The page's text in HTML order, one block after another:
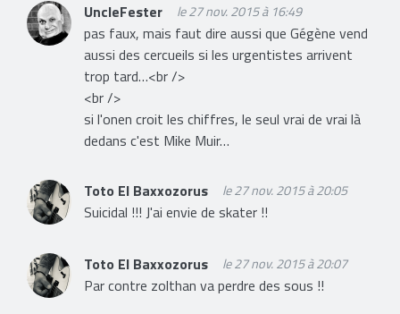
UncleFester le 27 nov. 2015 à 16:49
pas faux, mais faut dire aussi que Gégène vend
aussi des cercueils si les urgentistes arrivent
trop tard…<br />
<br />
si l'onen croit les chiffres, le seul vrai de vrai là
dedans c'est Mike Muir…
Toto El Baxxozorus le 27 nov. 2015 à 20:05
Suicidal !!! J'ai envie de skater !!
Toto El Baxxozorus le 27 nov. 2015 à 20:07
Par contre zolthan va perdre des sous !!